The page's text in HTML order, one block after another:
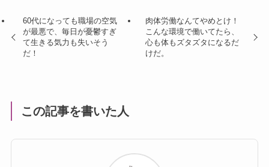
60代になっても職場の空気
が最悪で、毎日が憂鬱すぎ
て生きる気力も失いそう
だ！
肉体労働なんてやめとけ！
こんな環境で働いてたら、
心も体もズタズタになるだ
けだ。
この記事を書いた人